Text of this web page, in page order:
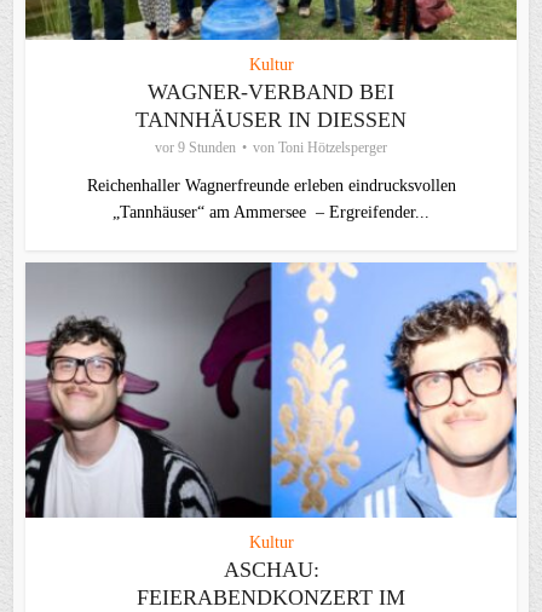
Kultur
WAGNER-VERBAND BEI
TANNHÄUSER IN DIESSEN
vor 9 Stunden von Toni Hötzelsperger
Reichenhaller Wagnerfreunde erleben eindrucksvollen
„Tannhäuser“ am Ammersee – Ergreifender...
Kultur
ASCHAU:
FEIERABENDKONZERT IM